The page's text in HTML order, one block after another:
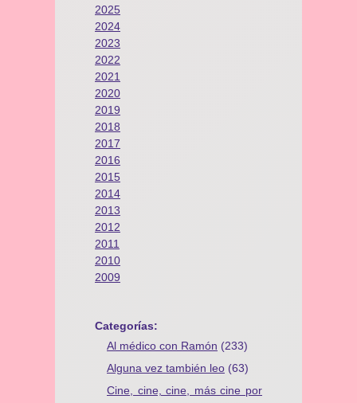
2025
2024
2023
2022
2021
2020
2019
2018
2017
2016
2015
2014
2013
2012
2011
2010
2009
Categorías:
Al médico con Ramón (233)
Alguna vez también leo (63)
Cine, cine, cine, más cine por